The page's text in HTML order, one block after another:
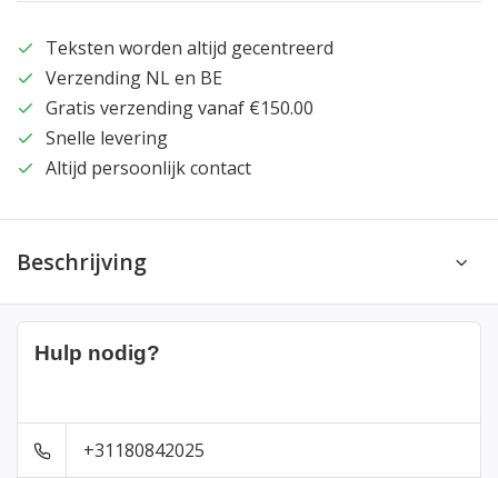
Teksten worden altijd gecentreerd
Verzending NL en BE
Gratis verzending vanaf €150.00
Snelle levering
Altijd persoonlijk contact
Beschrijving
Hulp nodig?
+31180842025